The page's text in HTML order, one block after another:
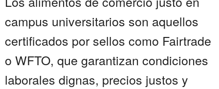
campus universitarios son aquellos
certificados por sellos como Fairtrade
o WFTO, que garantizan condiciones
laborales dignas, precios justos y